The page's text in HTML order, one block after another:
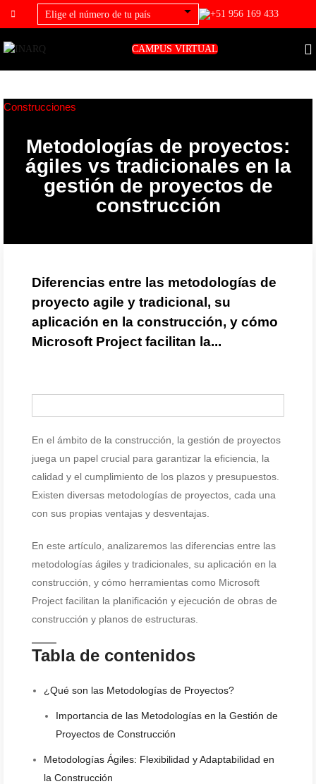
+51 956 169 433
CAMPUS VIRTUAL
Construcciones
Metodologías de proyectos:
ágiles vs tradicionales en la
gestión de proyectos de
construcción
Diferencias entre las metodologías de
proyecto agile y tradicional, su
aplicación en la construcción, y cómo
Microsoft Project facilitan la...
En el ámbito de la construcción, la gestión de proyectos
juega un papel crucial para garantizar la eficiencia, la
calidad y el cumplimiento de los plazos y presupuestos.
Existen diversas metodologías de proyectos, cada una
con sus propias ventajas y desventajas.
En este artículo, analizaremos las diferencias entre las
metodologías ágiles y tradicionales, su aplicación en la
construcción, y cómo herramientas como Microsoft
Project facilitan la planificación y ejecución de obras de
construcción y planos de estructuras.
Tabla de contenidos
¿Qué son las Metodologías de Proyectos?
Importancia de las Metodologías en la Gestión de
Proyectos de Construcción
Metodologías Ágiles: Flexibilidad y Adaptabilidad en
la Construcción